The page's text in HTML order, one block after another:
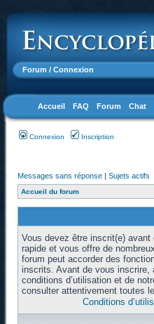
Forum / Connexion
Accueil FAQ Forum Chat
Connexion Inscription
Messages sans réponse | Sujets actifs
Accueil du forum
Vous devez être inscrit(e) avant
rapide et vous offre de
forum peut accorder des
inscrits. Avant de vous inscrire,
conditions d’utilisation et de
consulter attentivement toutes
Conditions